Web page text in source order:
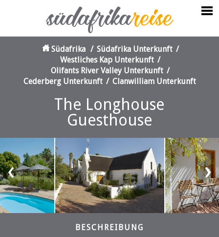
Südafrika / Südafrika Unterkunft /
Westliches Kap Unterkunft /
Olifants River Valley Unterkunft /
Cederberg Unterkunft / Clanwilliam Unterkunft
The Longhouse
Guesthouse
‹ ›
BESCHREIBUNG